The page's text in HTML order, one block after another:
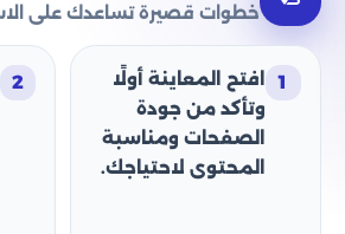
خطوات قصيرة تساعدك على
1
افتح المعاينة أولًا
وتأكد من جودة
الصفحات ومناسبة
المحتوى لاحتياجك.
2